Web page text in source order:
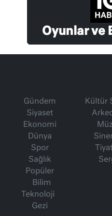
Oyunlar ve
Gündem
Siyaset
Ekonomi
Dünya
Spor
Sağlık
Popüler
Bilim
Teknoloji
Gezi
Kültür